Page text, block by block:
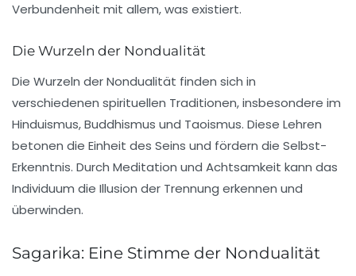
Verbundenheit mit allem, was existiert.
Die Wurzeln der Nondualität
Die Wurzeln der Nondualität finden sich in
verschiedenen spirituellen Traditionen, insbesondere im
Hinduismus, Buddhismus und Taoismus. Diese Lehren
betonen die Einheit des Seins und fördern die Selbst-
Erkenntnis. Durch Meditation und Achtsamkeit kann das
Individuum die Illusion der Trennung erkennen und
überwinden.
Sagarika: Eine Stimme der Nondualität